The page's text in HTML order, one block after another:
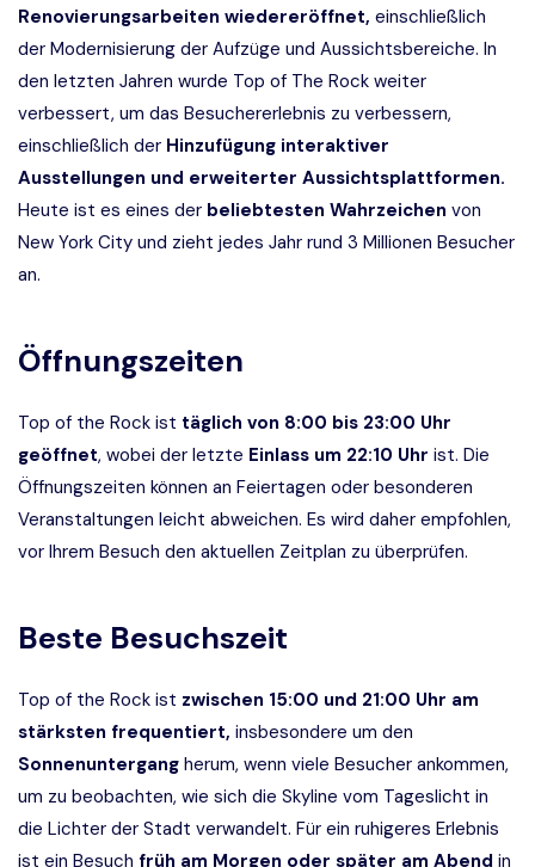
Renovierungsarbeiten wiedereröffnet, einschließlich
der Modernisierung der Aufzüge und Aussichtsbereiche. In
den letzten Jahren wurde Top of The Rock weiter
verbessert, um das Besuchererlebnis zu verbessern,
einschließlich der Hinzufügung interaktiver
Ausstellungen und erweiterter Aussichtsplattformen.
Heute ist es eines der beliebtesten Wahrzeichen von
New York City und zieht jedes Jahr rund 3 Millionen Besucher
an.
Öffnungszeiten
Top of the Rock ist täglich von 8:00 bis 23:00 Uhr
geöffnet, wobei der letzte Einlass um 22:10 Uhr ist. Die
Öffnungszeiten können an Feiertagen oder besonderen
Veranstaltungen leicht abweichen. Es wird daher empfohlen,
vor Ihrem Besuch den aktuellen Zeitplan zu überprüfen.
Beste Besuchszeit
Top of the Rock ist zwischen 15:00 und 21:00 Uhr am
stärksten frequentiert, insbesondere um den
Sonnenuntergang herum, wenn viele Besucher ankommen,
um zu beobachten, wie sich die Skyline vom Tageslicht in
die Lichter der Stadt verwandelt. Für ein ruhigeres Erlebnis
ist ein Besuch früh am Morgen oder später am Abend in